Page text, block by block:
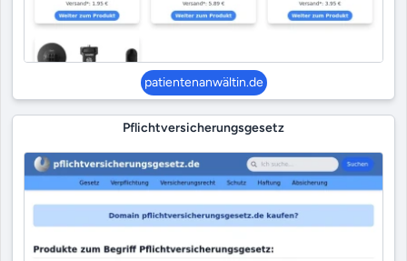
patientenanwältin.de
Pflichtversicherungsgesetz